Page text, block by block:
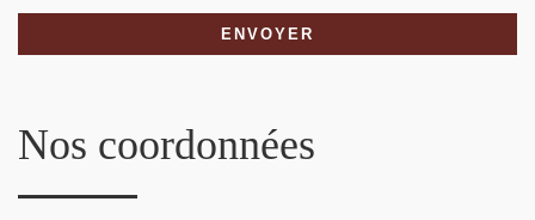
Nos coordonnées